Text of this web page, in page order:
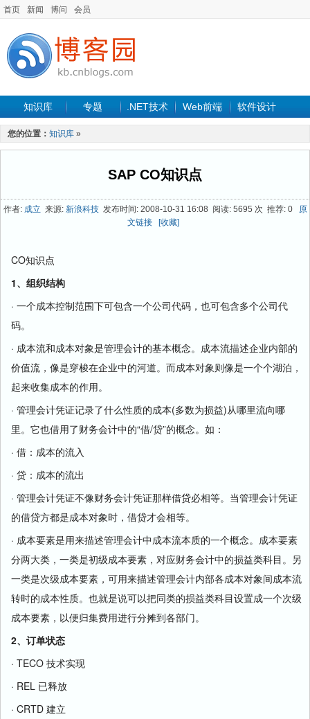
首页 新闻 博问 会员
知识库 专题 .NET技术 Web前端 软件设计
手机开发
最新文章
您的位置： 知识库 »
SAP CO知识点
作者: 成立 来源: 新浪科技发布时间: 2008-10-31 16:08 阅读: 5695 次 推荐: 0
原
文链接
[收藏]
CO知识点
1、组织结构
· 一个成本控制范围下可包含一个公司代码，也可包含多个公司代
码。
· 成本流和成本对象是管理会计的基本概念。成本流描述企业内部的
价值流，像是穿梭在企业中的河道。而成本对象则像是一个个湖泊，
起来收集成本的作用。
· 管理会计凭证记录了什么性质的成本(多数为损益)从哪里流向哪
里。它也借用了财务会计中的“借/贷”的概念。如：
· 借：成本的流入
· 贷：成本的流出
· 管理会计凭证不像财务会计凭证那样借贷必相等。当管理会计凭证
的借贷方都是成本对象时，借贷才会相等。
· 成本要素是用来描述管理会计中成本流本质的一个概念。成本要素
分两大类，一类是初级成本要素，对应财务会计中的损益类科目。另
一类是次级成本要素，可用来描述管理会计内部各成本对象间成本流
转时的成本性质。也就是说可以把同类的损益类科目设置成一个次级
成本要素，以便归集费用进行分摊到各部门。
2、订单状态
· TECO 技术实现
· REL 已释放
· CRTD 建立